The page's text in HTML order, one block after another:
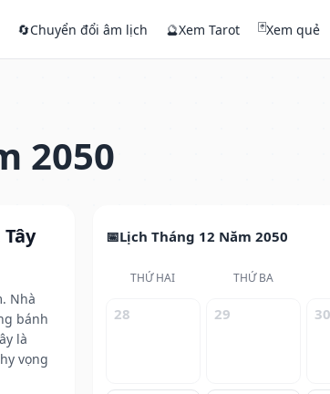
🔄Chuyển đổi âm lịch 🔮Xem Tarot 🃏Xem quẻ
2050
Nhà
bánh
là
vọng
Lịch Tháng 12 Năm 2050
THỨ HAI THỨ BA
28 29 30